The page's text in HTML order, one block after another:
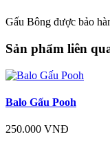
Gấu Bông được bảo
Sản phẩm liên
Balo Gấu Pooh
250.000 VNĐ